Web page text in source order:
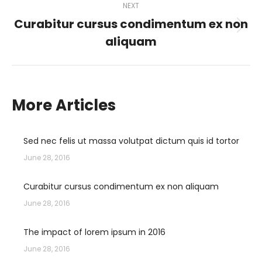
NEXT
Next
post:
Curabitur cursus condimentum ex non
aliquam
More Articles
Sed nec felis ut massa volutpat dictum quis id tortor
June 28, 2016
Curabitur cursus condimentum ex non aliquam
June 28, 2016
The impact of lorem ipsum in 2016
June 28, 2016